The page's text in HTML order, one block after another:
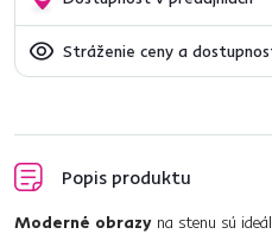
Stráženie ceny a
Popis produktu
Moderné obrazy na stenu sú